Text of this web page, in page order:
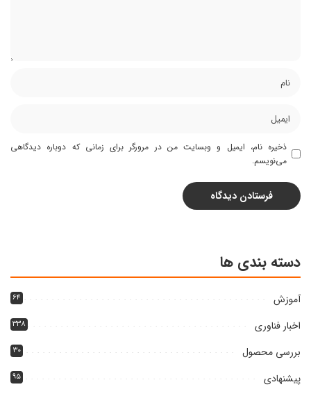
ذخیره نام، ایمیل و وبسایت من در مرورگر برای زمانی که دوباره دیدگاهی
می‌نویسم.
دسته بندی ها
آموزش ۶۴
اخبار فناوری ۳۳۸
بررسی محصول ۳۰
پیشنهادی ۹۵